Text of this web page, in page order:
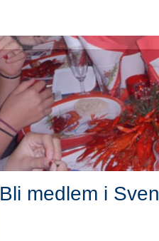
Bli medlem i